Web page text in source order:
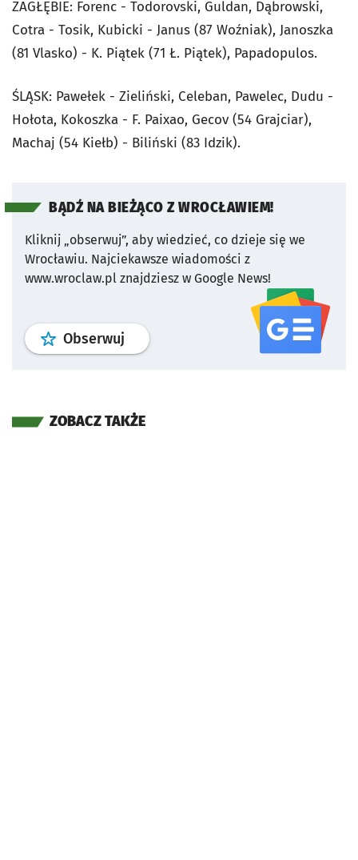
ZAGŁĘBIE: Forenc - Todorovski, Guldan, Dąbrowski,
Cotra - Tosik, Kubicki - Janus (87 Woźniak), Janoszka
(81 Vlasko) - K. Piątek (71 Ł. Piątek), Papadopulos.
ŚLĄSK: Pawełek - Zieliński, Celeban, Pawelec, Dudu -
Hołota, Kokoszka - F. Paixao, Gecov (54 Grajciar),
Machaj (54 Kiełb) - Biliński (83 Idzik).
BĄDŹ NA BIEŻĄCO Z WROCŁAWIEM!
Kliknij „obserwuj”, aby wiedzieć, co dzieje się we
Wrocławiu. Najciekawsze wiadomości z
www.wroclaw.pl znajdziesz w Google News!
Obserwuj profil serwisu
ZOBACZ TAKŻE